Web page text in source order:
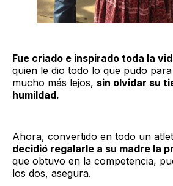
Fue criado e inspirado toda la
quien le dio todo lo que pudo
mucho más lejos, sin olvidar su
humildad.
Ahora, convertido en todo un
decidió regalarle a su madre la
que obtuvo en la competencia,
los dos, asegura.